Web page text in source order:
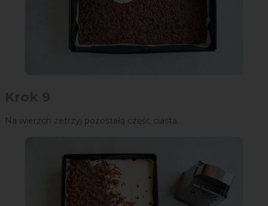
Na wierzch zetrzyj pozostałą część ciasta.